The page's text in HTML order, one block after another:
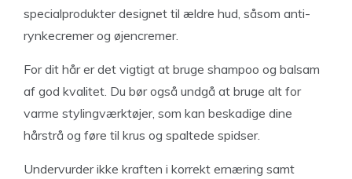
specialprodukter designet til ældre hud, såsom anti-
rynkecremer og øjencremer.
For dit hår er det vigtigt at bruge shampoo og balsam
af god kvalitet. Du bør også undgå at bruge alt for
varme stylingværktøjer, som kan beskadige dine
hårstrå og føre til krus og spaltede spidser.
Undervurder ikke kraften i korrekt ernæring samt